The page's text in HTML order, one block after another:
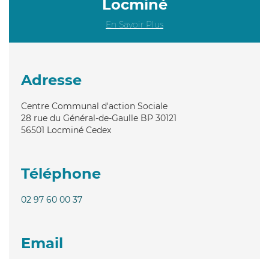
Locminé
En Savoir Plus
Adresse
Centre Communal d'action Sociale
28 rue du Général-de-Gaulle BP 30121
56501 Locminé Cedex
Téléphone
02 97 60 00 37
Email